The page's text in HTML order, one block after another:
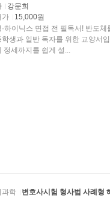
강문희
가
15,000원
·하이닉스 면접 전 필독서! 반도
학생과 일반 독자를 위한 교양서
정세까지를 쉽게 설...
과학
변호사시험 형사법 사례형